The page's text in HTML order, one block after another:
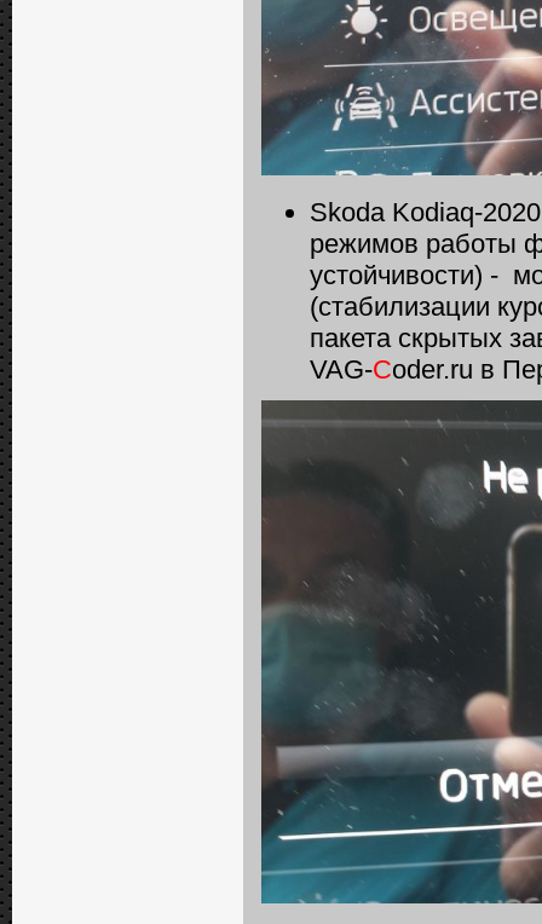
Skoda Kodiaq-
режимов работы
устойчивости) -
(стабилизации
пакета скрытых
VAG-Coder.ru в